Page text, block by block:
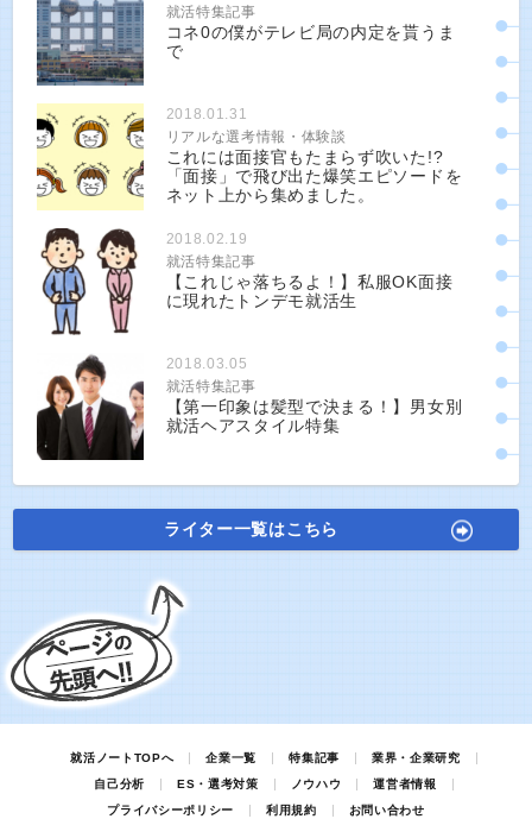
就活特集記事
コネ0の僕がテレビ局の内定を貰うま
で
2018.01.31
リアルな選考情報・体験談
これには面接官もたまらず吹いた!?
「面接」で飛び出た爆笑エピソードを
ネット上から集めました。
2018.02.19
就活特集記事
【これじゃ落ちるよ！】私服OK面接
に現れたトンデモ就活生
2018.03.05
就活特集記事
【第一印象は髪型で決まる！】男女別
就活ヘアスタイル特集
ライター一覧はこちら
就活ノートTOPへ 企業一覧 特集記事
業界・企業研究
自己分析
ES・選考対策 ノウハウ
運営者情報
プライバシーポリシー
利用規約 お問い合わせ